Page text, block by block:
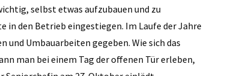
selbst etwas aufzubauen und zu
in den Betrieb eingestiegen. Im Laufe der Jahre
und Umbauarbeiten gegeben. Wie sich das
man bei einem Tag der offenen Tür erleben,